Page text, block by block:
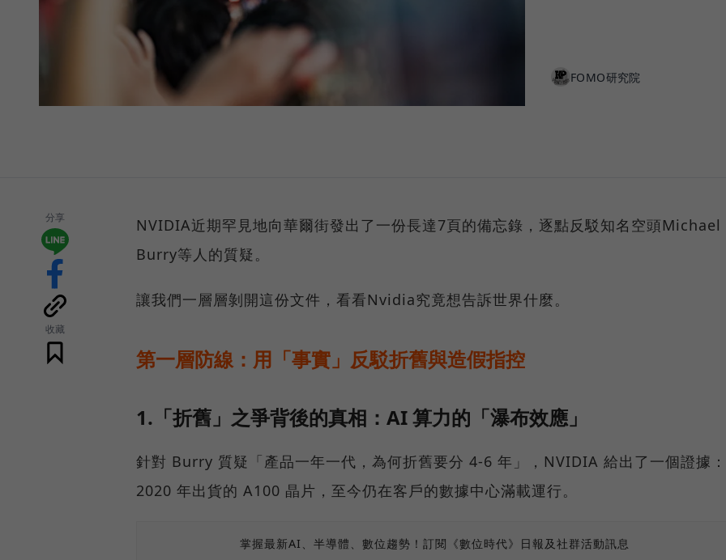
FOMO研究院
分享
收藏
NVIDIA近期罕見地向華爾街發出了一份長達7頁的備忘錄，逐點反駁知名空頭Michael
Burry等人的質疑。
讓我們一層層剝開這份文件，看看Nvidia究竟想告訴世界什麼。
第一層防線：用「事實」反駁折舊與造假指控
1.「折舊」之爭背後的真相：AI 算力的「瀑布效應」
針對 Burry 質疑「產品一年一代，為何折舊要分 4-6 年」，NVIDIA 給出了一個證據：
2020 年出貨的 A100 晶片，至今仍在客戶的數據中心滿載運行。
掌握最新AI、半導體、數位趨勢！訂閱《數位時代》日報及社群活動訊息